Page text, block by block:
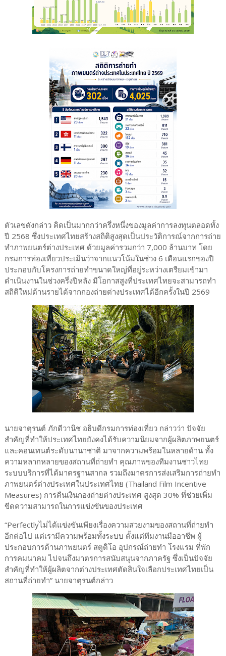
ตัวเลขดังกล่าว คิดเป็นมากกว่าครึ่งหนึ่งของมูลค่าการลงทุนตลอดทั้ง
ปี 2568 ซึ่งประเทศไทยสร้างสถิติสูงสุดเป็นประวัติการณ์จากการถ่าย
ทำภาพยนตร์ต่างประเทศ ด้วยมูลค่ารวมกว่า 7,000 ล้านบาท โดย
กรมการท่องเที่ยวประเมินว่าจากแนวโน้มในช่วง 6 เดือนแรกของปี
ประกอบกับโครงการถ่ายทำขนาดใหญ่ที่อยู่ระหว่างเตรียมเข้ามา
ดำเนินงานในช่วงครึ่งปีหลัง มีโอกาสสูงที่ประเทศไทยจะสามารถทำ
สถิติใหม่ด้านรายได้จากกองถ่ายต่างประเทศได้อีกครั้งในปี 2569
นายจาตุรนต์ ภักดีวานิช อธิบดีกรมการท่องเที่ยว กล่าวว่า ปัจจัย
สำคัญที่ทำให้ประเทศไทยยังคงได้รับความนิยมจากผู้ผลิตภาพยนตร์
และคอนเทนต์ระดับนานาชาติ มาจากความพร้อมในหลายด้าน ทั้ง
ความหลากหลายของสถานที่ถ่ายทำ คุณภาพของทีมงานชาวไทย
ระบบบริการที่ได้มาตรฐานสากล รวมถึงมาตรการส่งเสริมการถ่ายทำ
ภาพยนตร์ต่างประเทศในประเทศไทย (Thailand Film Incentive
Measures) การคืนเงินกองถ่ายต่างประเทศ สูงสุด 30% ที่ช่วยเพิ่ม
ขีดความสามารถในการแข่งขันของประเทศ
“Perfectlyไม่ได้แข่งขันเพียงเรื่องความสวยงามของสถานที่ถ่ายทำ
อีกต่อไป แต่เรามีความพร้อมทั้งระบบ ตั้งแต่ทีมงานมืออาชีพ ผู้
ประกอบการด้านภาพยนตร์ สตูดิโอ อุปกรณ์ถ่ายทำ โรงแรม ที่พัก
การคมนาคม ไปจนถึงมาตรการสนับสนุนจากภาครัฐ ซึ่งเป็นปัจจัย
สำคัญที่ทำให้ผู้ผลิตจากต่างประเทศตัดสินใจเลือกประเทศไทยเป็น
สถานที่ถ่ายทำ” นายจาตุรนต์กล่าว